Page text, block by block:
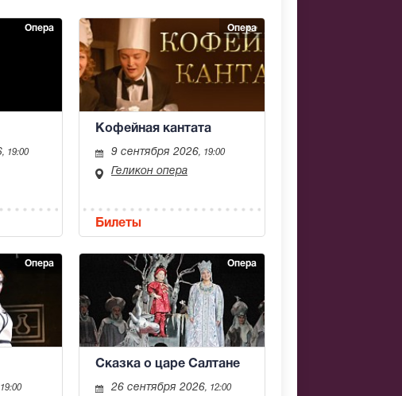
Опера
, 19:00
Опера
Кофейная кантата
9 сентября 2026, 19:00
Геликон опера
Билеты
Опера Опера
Сказка о царе Салтане
26 сентября 2026, 12:00